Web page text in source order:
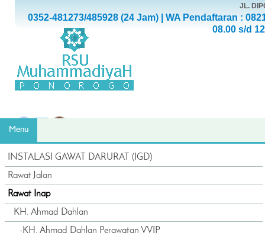
JL.
0352-481273/485928 (24 Jam) | WA Pendaftaran :
08.00 s/d
Menu
INSTALASI GAWAT DARURAT (IGD)
Rawat Jalan
Rawat Inap
KH. Ahmad Dahlan
-KH. Ahmad Dahlan Perawatan VVIP